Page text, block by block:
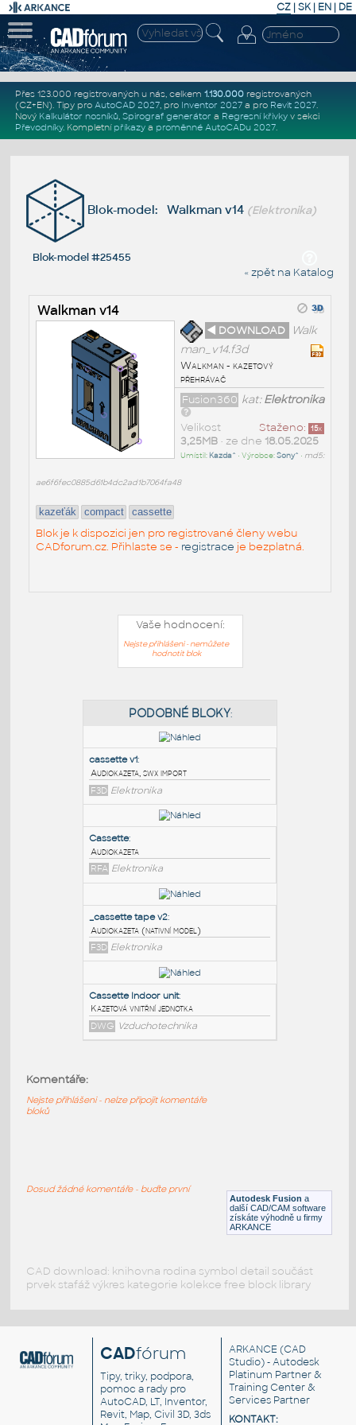
CZ | SK| EN | DE
Přes 123.000 registrovaných u nás, celkem 1.130.000registrovaných
(CZ+EN). Tipy pro AutoCAD 2027, pro Inventor 2027a pro Revit 2027.
Nový Kalkulátor nosníků, Spirograf generátor a Regresní křivkyv sekci
Převodníky. Kompletní příkazya proměnné AutoCADu 2027.
Blok-model: Walkman v14 (Elektronika)
Blok-model #25455
« zpět na Katalog
Walkman v14
◄ DOWNLOAD
Walk
man_v14.f3d
Walkman - kazetový
přehrávač
kat:Elektronika
Fusion360
Staženo: 15x
Velikost
3,25MB• ze dne 18.05.2025
Umístil: Kazda^ • Výrobce:Sony^ • md5:
ae6f6fec0885d61b4dc2ad1b7064fa48
kazeťák compact cassette
Blok je k dispozici jen pro registrované členy webu
CADforum.cz. Přihlaste se - registrace je bezplatná.
Vaše hodnocení:
Nejste přihlášeni - nemůžete
hodnotit blok
cassette v1:
Audiokazeta, swx import
F3D Elektronika
Cassette:
Audiokazeta
RFA Elektronika
Audiokazeta (nativní model)
Kazetová vnitřní jednotka
Vzduchotechnika
Autodesk Fusion a
další CAD/CAM software
získáte výhodně u firmy
ARKANCE
Komentáře:
Nejste přihlášeni - nelze připojit komentáře
bloků
Dosud žádné komentáře - buďte první
CAD download: knihovna rodina symbol detail součást
prvek stafáž výkres kategorie kolekce free block library
CADfórum
Tipy, triky, podpora,
pomoc a rady pro
AutoCAD, LT, Inventor,
Revit, Map, Civil 3D, 3ds
ARKANCE (CAD
Studio) - Autodesk
Platinum Partner &
Training Center &
Services Partner
KONTAKT: